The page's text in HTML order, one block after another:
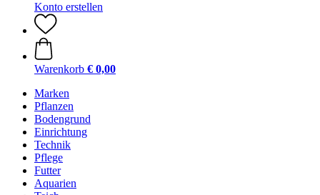
Konto erstellen
Warenkorb € 0,00
Marken
Pflanzen
Bodengrund
Einrichtung
Technik
Pflege
Futter
Aquarien